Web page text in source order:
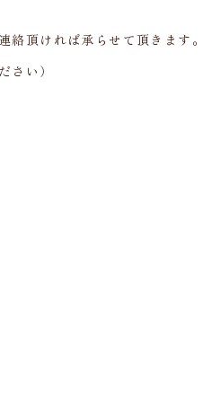
絡頂ければ承らせて頂きます
さい）